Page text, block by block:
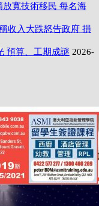
放寬技術移民 每名海
收入大跌怒告政府 損
預算、工期成謎 2026-